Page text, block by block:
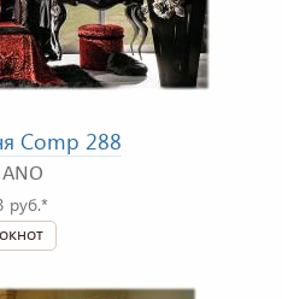
Comp 288
руб.*